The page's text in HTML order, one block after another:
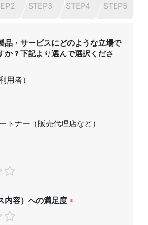
STEP3 STEP4 STEP5
品・サービスにどのような立場で
か？下記より選んで選択くださ
用者）
トナー（販売代理店など）
内容）への満足度 *